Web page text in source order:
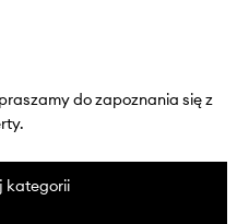
do zapoznania się z
kategorii